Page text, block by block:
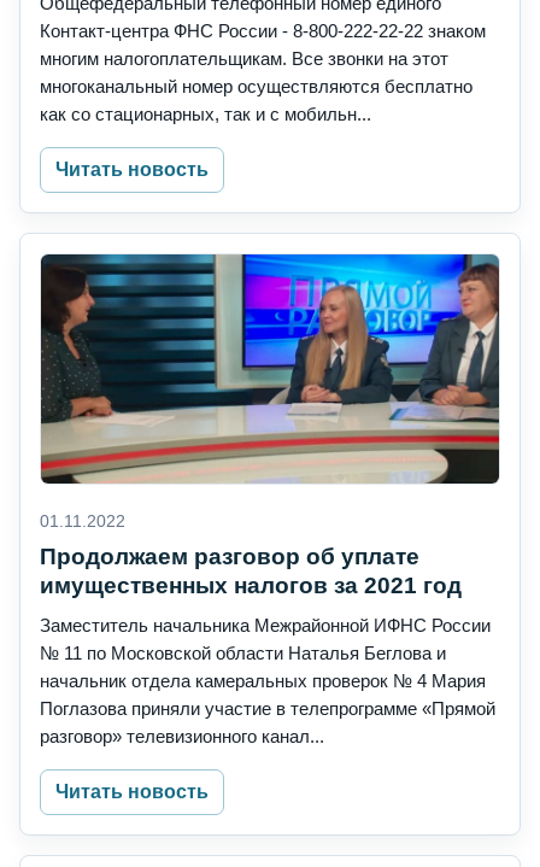
Контакт-центра ФНС России - 8-800-222-22-22 знаком
многим налогоплательщикам. Все звонки на этот
многоканальный номер осуществляются бесплатно
как со стационарных, так и с мобильн...
Читать новость
01.11.2022
Продолжаем разговор об уплате
имущественных налогов за 2021 год
Заместитель начальника Межрайонной ИФНС России
№ 11 по Московской области Наталья Беглова и
начальник отдела камеральных проверок № 4 Мария
Поглазова приняли участие в телепрограмме «Прямой
разговор» телевизионного канал...
Читать новость